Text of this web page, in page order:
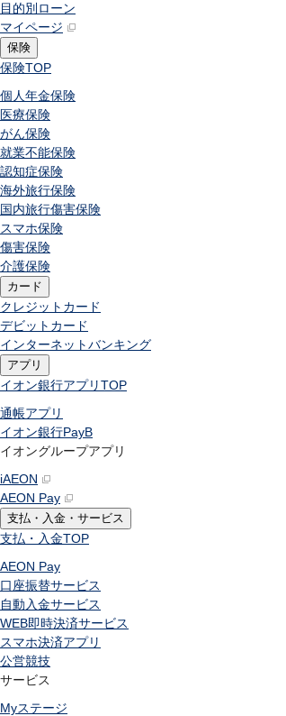
目的別ローン
マイページ
保険
保険TOP
個人年金保険
医療保険
がん保険
就業不能保険
認知症保険
海外旅行保険
国内旅行傷害保険
スマホ保険
傷害保険
介護保険
カード
クレジットカード
デビットカード
インターネットバンキング
アプリ
イオン銀行アプリTOP
通帳アプリ
イオン銀行PayB
イオングループアプリ
iAEON
AEON Pay
支払・入金・サービス
支払・入金TOP
AEON Pay
口座振替サービス
自動入金サービス
WEB即時決済サービス
スマホ決済アプリ
公営競技
サービス
Myステージ